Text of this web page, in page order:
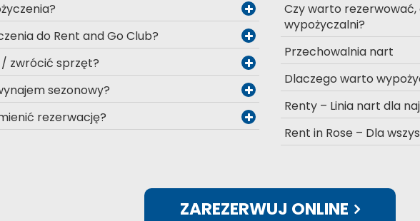
do Rent and Go Club?
zwrócić sprzęt?
sezonowy?
rezerwację?
Czy warto
wypożyczalni?
Przechowalnia nart
Dlaczego warto
Renty – Linia nart dla
Rent in Rose – Dla
ZAREZERWUJ ONLINE